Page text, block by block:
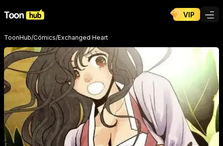
VIP
ToonHub/Cómics/Exchanged Heart